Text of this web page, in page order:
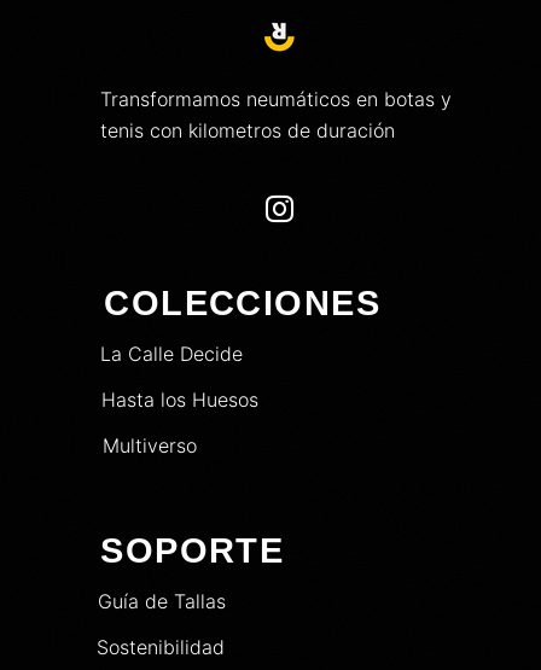
Transformamos neumáticos en botas y
tenis con kilometros de duración

COLECCIONES
La Calle Decide
Hasta los Huesos
Multiverso
SOPORTE
Guía de Tallas
Sostenibilidad